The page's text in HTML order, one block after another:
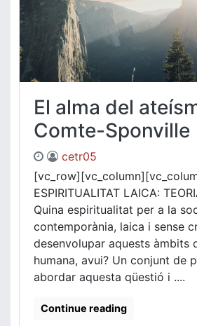
El alma del
Comte-Sponville
cetr05
ESPIRITUALITAT LAICA:
Quina espiritualitat per a la
contemporània, laica i sense
desenvolupar aquests àmbits
humana, avui? Un conjunt de
abordar aquesta qüestió i ....
Continue reading